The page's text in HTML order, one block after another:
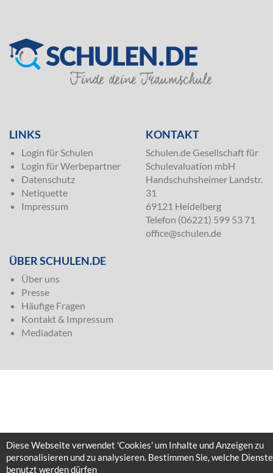
LINKS
Login für Schulen
Login für Werbepartner
Datenschutz
Netiquette
Impressum
KONTAKT
Schulen.de Gesellschaft für
Schulevaluation mbH
Handschuhsheimer Landstr.
31
69121 Heidelberg
Telefon (06221) 599 53 71
office@schulen.de
ÜBER SCHULEN.DE
Über uns
Presse
Häufige Fragen
Kontakt & Impressum
Mediadaten
Diese Webseite verwendet 'Cookies' um Inhalte und Anzeigen zu
personalisieren und zu analysieren. Bestimmen Sie, welche Dienste
benutzt werden dürfen